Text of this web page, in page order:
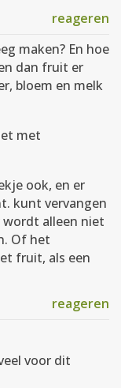
reageren
maken? En hoe
dan fruit er
bloem en melk
met
ook, en er
kunt vervangen
wordt alleen niet
Of het
fruit, als een
reageren
voor dit